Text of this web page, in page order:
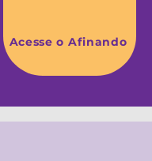
Acesse o Afinando